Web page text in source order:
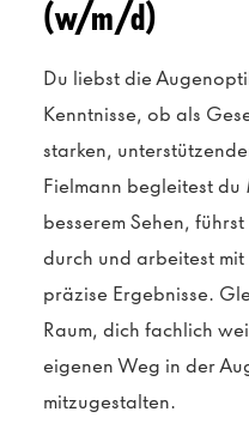
(w/m/d)
Du liebst die
Kenntnisse, ob als
starken,
Fielmann begleitest du
besserem Sehen,
durch und arbeitest
präzise Ergebnisse.
Raum, dich fachlich
eigenen Weg in der
mitzugestalten.